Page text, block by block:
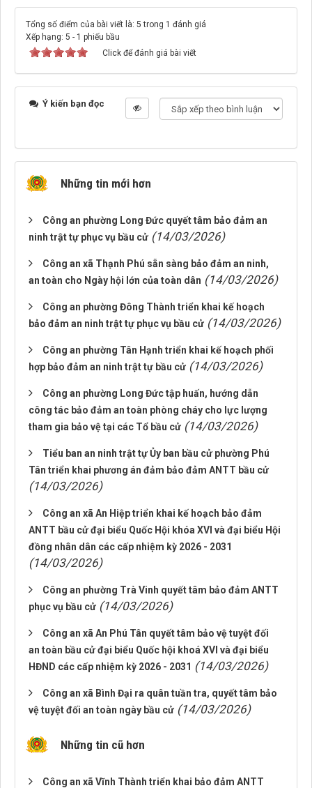
Tổng số điểm của bài viết là: 5 trong 1 đánh giá
Xếp hạng: 5 - 1 phiếu bầu
Click để đánh giá bài viết
Ý kiến bạn đọc
Những tin mới hơn
Công an phường Long Đức quyết tâm bảo đảm an
ninh trật tự phục vụ bầu cử (14/03/2026)
Công an xã Thạnh Phú sẵn sàng bảo đảm an ninh,
an toàn cho Ngày hội lớn của toàn dân (14/03/2026)
Công an phường Đông Thành triển khai kế hoạch
bảo đảm an ninh trật tự phục vụ bầu cử (14/03/2026)
Công an phường Tân Hạnh triển khai kế hoạch phối
hợp bảo đảm an ninh trật tự bầu cử (14/03/2026)
Công an phường Long Đức tập huấn, hướng dẫn
công tác bảo đảm an toàn phòng cháy cho lực lượng
tham gia bảo vệ tại các Tổ bầu cử (14/03/2026)
Tiểu ban an ninh trật tự Ủy ban bầu cử phường Phú
Tân triển khai phương án đảm bảo đảm ANTT bầu cử
(14/03/2026)
Công an xã An Hiệp triển khai kế hoạch bảo đảm
ANTT bầu cử đại biểu Quốc Hội khóa XVI và đại biểu Hội
đồng nhân dân các cấp nhiệm kỳ 2026 - 2031
(14/03/2026)
Công an phường Trà Vinh quyết tâm bảo đảm ANTT
phục vụ bầu cử (14/03/2026)
Công an xã An Phú Tân quyết tâm bảo vệ tuyệt đối
an toàn bầu cử đại biểu Quốc hội khoá XVI và đại biểu
HĐND các cấp nhiệm kỳ 2026 - 2031 (14/03/2026)
Công an xã Bình Đại ra quân tuần tra, quyết tâm bảo
vệ tuyệt đối an toàn ngày bầu cử (14/03/2026)
Những tin cũ hơn
Công an xã Vĩnh Thành triển khai bảo đảm ANTT